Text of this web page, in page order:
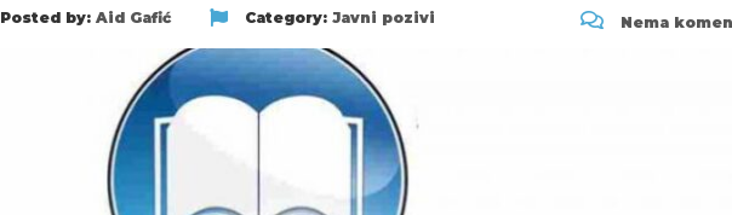
Posted by: Aid Gafić Category: Javni pozivi Nema